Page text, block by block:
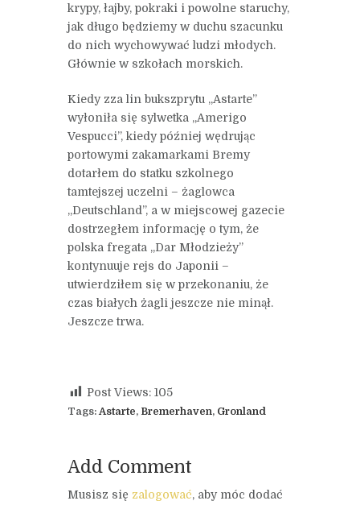
krypy, łajby, pokraki i powolne staruchy,
jak długo będziemy w duchu szacunku
do nich wychowywać ludzi młodych.
Głównie w szkołach morskich.
Kiedy zza lin bukszprytu „Astarte”
wyłoniła się sylwetka „Amerigo
Vespucci”, kiedy później wędrując
portowymi zakamarkami Bremy
dotarłem do statku szkolnego
tamtejszej uczelni – żaglowca
„Deutschland”, a w miejscowej gazecie
dostrzegłem informację o tym, że
polska fregata „Dar Młodzieży”
kontynuuje rejs do Japonii –
utwierdziłem się w przekonaniu, że
czas białych żagli jeszcze nie minął.
Jeszcze trwa.
Post Views: 105
Tags: Astarte, Bremerhaven, Gronland
Add Comment
Musisz się zalogować, aby móc dodać